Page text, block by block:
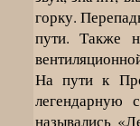
горку.
пути. Также
На пути к
легендарную
назывались